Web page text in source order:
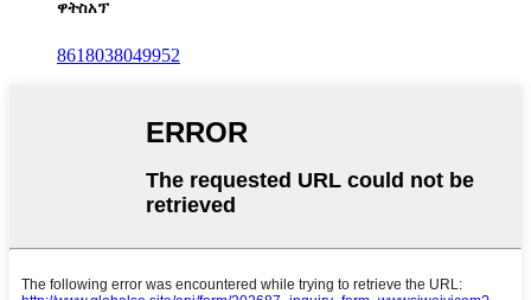
ዋትስአፕ
8618038049952